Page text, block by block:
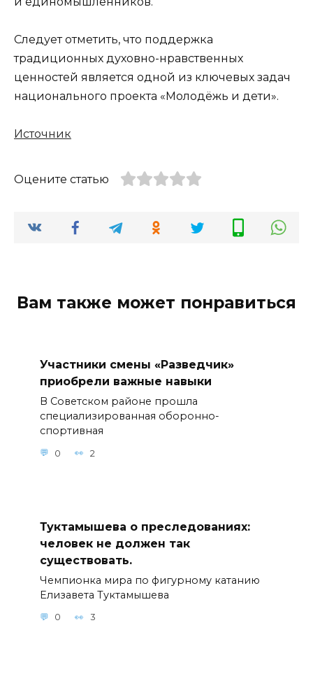
Следует отметить, что поддержка
традиционных духовно-нравственных
ценностей является одной из ключевых задач
национального проекта «Молодёжь и дети».
Источник
Оцените статью
Вам также может понравиться
Участники смены «Разведчик»
приобрели важные навыки
В Советском районе прошла
специализированная оборонно-
спортивная
0 2
Туктамышева о преследованиях:
человек не должен так
существовать.
Чемпионка мира по фигурному катанию
Елизавета Туктамышева
0 3